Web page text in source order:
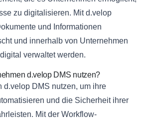
zu digitalisieren. Mit d.velop
und Informationen
und innerhalb von Unternehmen
verwaltet werden.
d.velop DMS nutzen?
d.velop DMS nutzen, um ihre
und die Sicherheit ihrer
Mit der Workflow-